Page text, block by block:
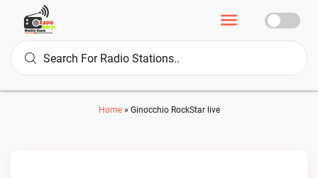
Home» Ginocchio RockStar live